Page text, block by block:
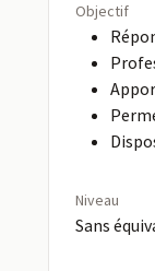
Objectif
Niveau
Sans